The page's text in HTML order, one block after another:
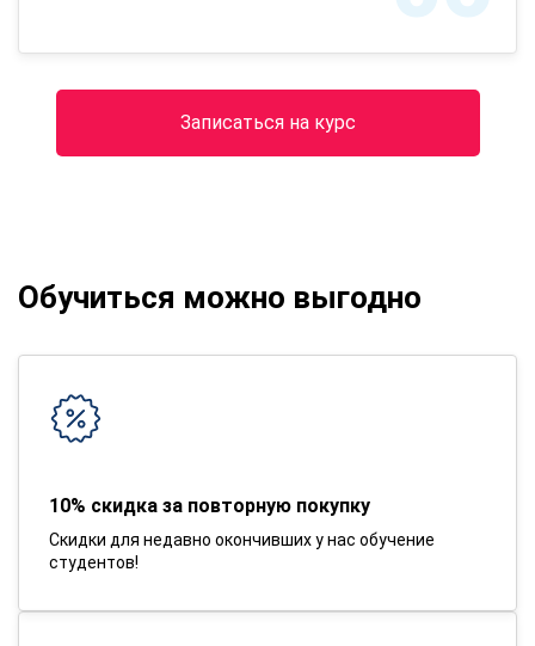
Записаться на курс
Обучиться можно выгодно
10% скидка за повторную покупку
Скидки для недавно окончивших у нас обучение
студентов!